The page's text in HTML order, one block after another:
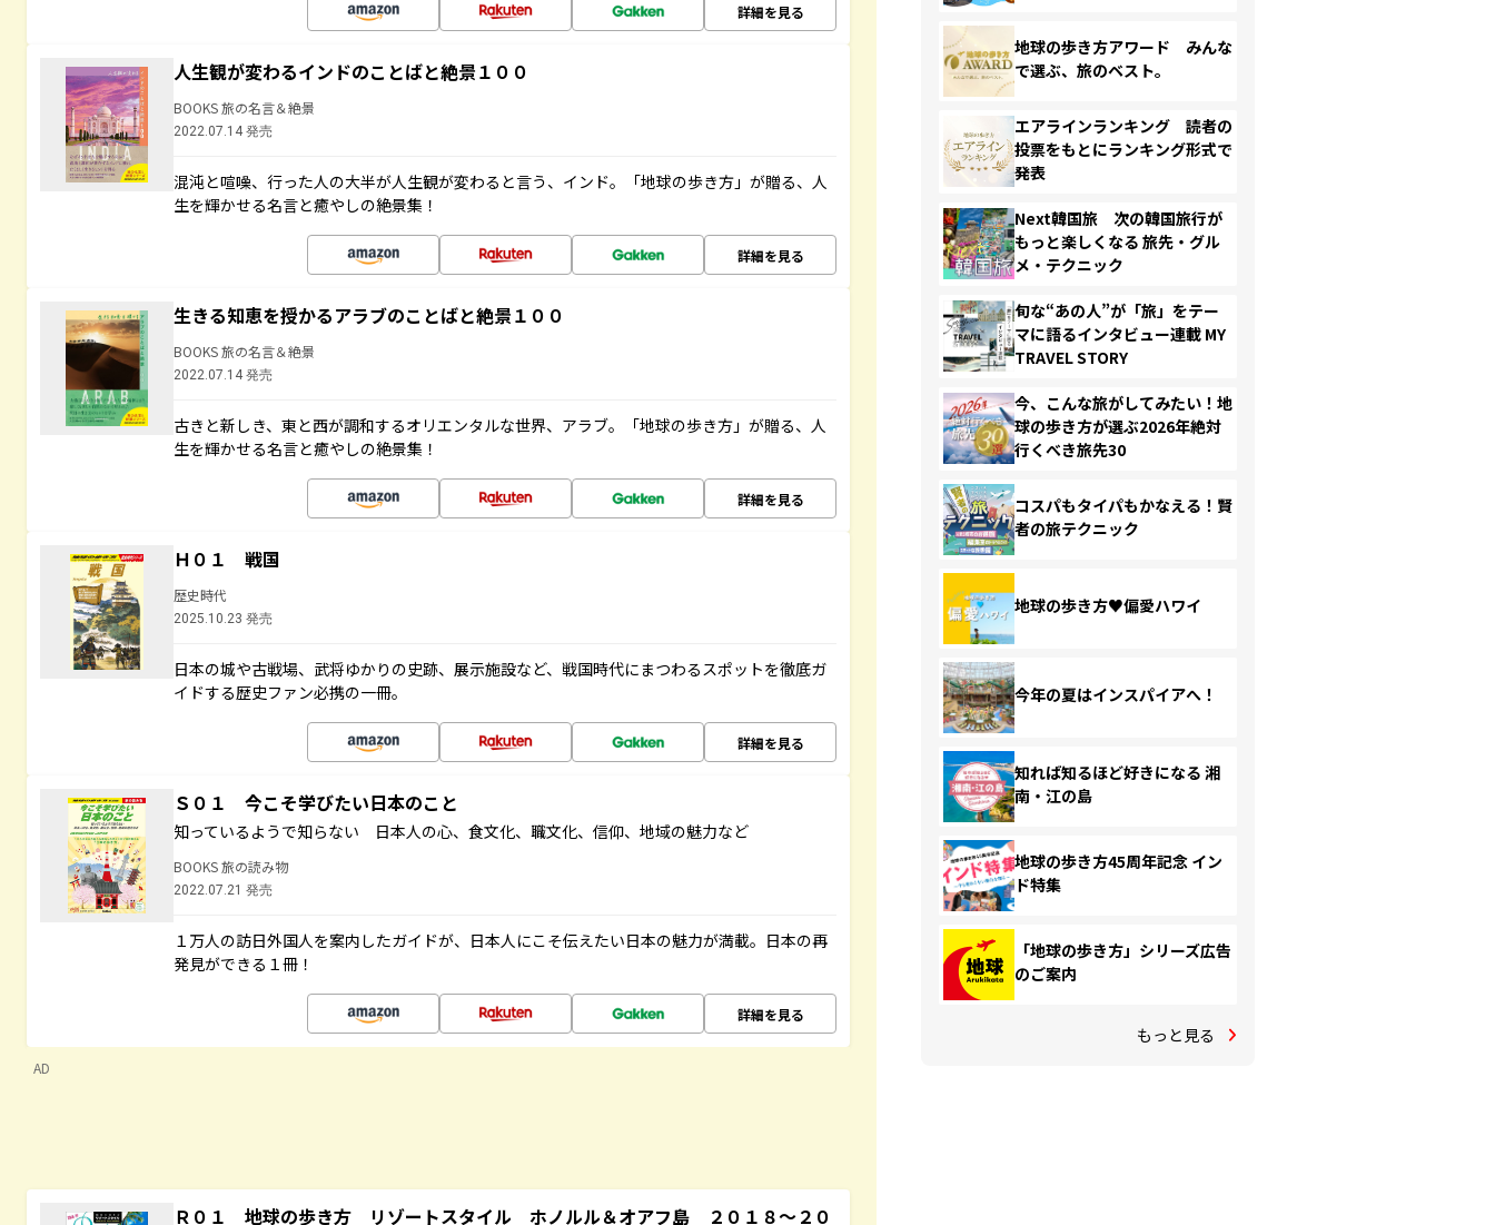
詳細を見る
人生観が変わるインドのことばと絶景１００
BOOKS 旅の名言＆絶景
2022.07.14 発売
混沌と喧噪、行った人の大半が人生観が変わると言う、インド。「地球の歩き方」が贈る、人
生を輝かせる名言と癒やしの絶景集！
詳細を見る
生きる知恵を授かるアラブのことばと絶景１００
BOOKS 旅の名言＆絶景
2022.07.14 発売
古きと新しき、東と西が調和するオリエンタルな世界、アラブ。「地球の歩き方」が贈る、人
生を輝かせる名言と癒やしの絶景集！
詳細を見る
Ｈ０１ 戦国
歴史時代
2025.10.23 発売
日本の城や古戦場、武将ゆかりの史跡、展示施設など、戦国時代にまつわるスポットを徹底ガ
イドする歴史ファン必携の一冊。
詳細を見る
Ｓ０１ 今こそ学びたい日本のこと
知っているようで知らない 日本人の心、食文化、職文化、信仰、地域の魅力など
BOOKS 旅の読み物
2022.07.21 発売
１万人の訪日外国人を案内したガイドが、日本人にこそ伝えたい日本の魅力が満載。日本の再
発見ができる１冊！
詳細を見る
AD
Ｒ０１ 地球の歩き方 リゾートスタイル ホノルル＆オアフ島 ２０１８～２０
地球の歩き方アワード みんな
で選ぶ、旅のベスト。
エアラインランキング 読者の
投票をもとにランキング形式で
発表
Next韓国旅 次の韓国旅行が
もっと楽しくなる 旅先・グル
メ・テクニック
旬な“あの人”が「旅」をテー
マに語るインタビュー連載 MY
TRAVEL STORY
今、こんな旅がしてみたい！地
球の歩き方が選ぶ2026年絶対
行くべき旅先30
コスパもタイパもかなえる！賢
者の旅テクニック
地球の歩き方♥偏愛ハワイ
今年の夏はインスパイアへ！
知れば知るほど好きになる 湘
南・江の島
地球の歩き方45周年記念 イン
ド特集
「地球の歩き方」シリーズ広告
のご案内
もっと見る